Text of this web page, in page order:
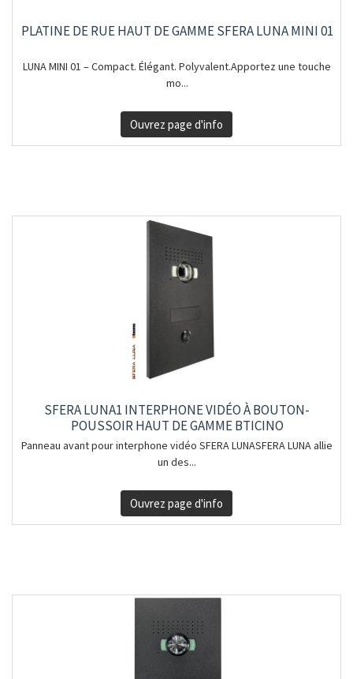
PLATINE DE RUE HAUT DE GAMME SFERA LUNA MINI 01
LUNA MINI 01 – Compact. Élégant. Polyvalent.Apportez une touche
mo...
Ouvrez page d'info
SFERA LUNA1 INTERPHONE VIDÉO À BOUTON-
POUSSOIR HAUT DE GAMME BTICINO
Panneau avant pour interphone vidéo SFERA LUNASFERA LUNA allie
un des...
Ouvrez page d'info